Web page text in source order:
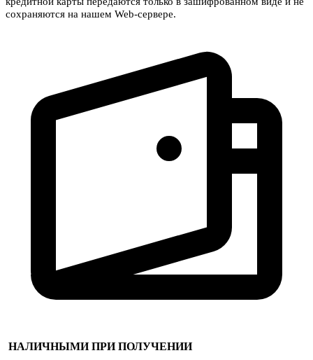
сохраняются на нашем Web-сервере.
НАЛИЧНЫМИ ПРИ ПОЛУЧЕНИИ